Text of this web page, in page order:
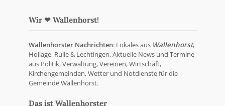
Wir ❤ Wallenhorst!
Wallenhorster Nachrichten: Lokales aus Wallenhorst,
Hollage, Rulle & Lechtingen. Aktuelle News und Termine
aus Politik, Verwaltung, Vereinen, Wirtschaft,
Kirchengemeinden, Wetter und Notdienste für die
Gemeinde Wallenhorst.
Das ist Wallenhorster